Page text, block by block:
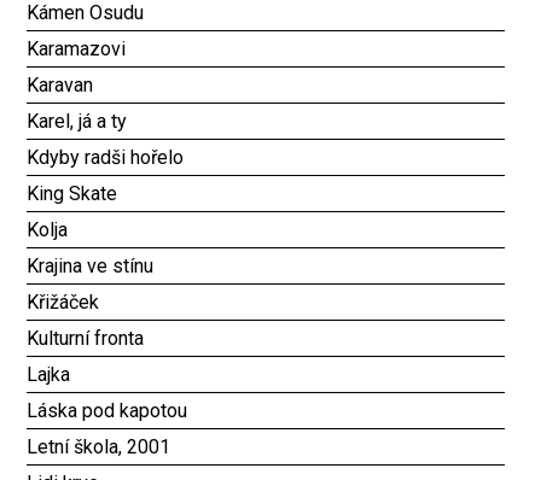
Kámen Osudu
Karamazovi
Karavan
Karel, já a ty
Kdyby radši hořelo
King Skate
Kolja
Krajina ve stínu
Křižáček
Kulturní fronta
Lajka
Láska pod kapotou
Letní škola, 2001